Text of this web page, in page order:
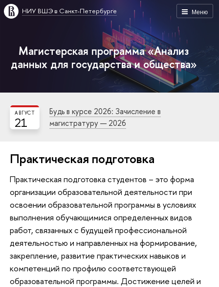
Меню
НИУ ВШЭ в Санкт-Петербурге
Магистерская программа «Анализ
данных для государства и общества»
21
АВГУСТ
Будь в курсе 2026: Зачисление в
магистратуру — 2026
Практическая подготовка
Практическая подготовка студентов – это форма
организации образовательной деятельности при
освоении образовательной программы в условиях
выполнения обучающимися определенных видов
работ, связанных с будущей профессиональной
деятельностью и направленных на формирование,
закрепление, развитие практических навыков и
компетенций по профилю соответствующей
образовательной программы. Достижение целей и